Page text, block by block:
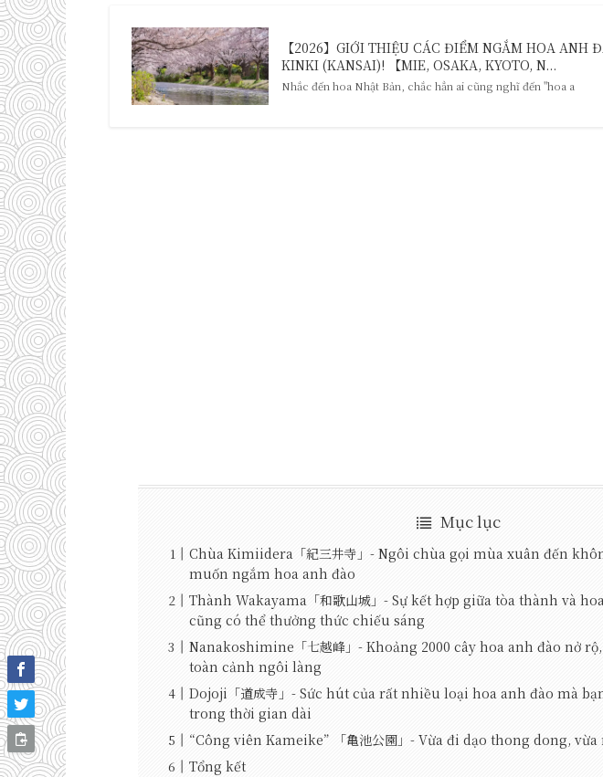
【2026】GIỚI THIỆU CÁC ĐIỂM NGẮM HOA ANH
KINKI (KANSAI)! 【MIE, OSAKA, KYOTO, N...
Nhắc đến hoa Nhật Bản, chắc hẳn ai cũng nghĩ đến "hoa a
Mục lục
Chùa Kimiidera「紀三井寺」- Ngôi chùa gọi mùa xuân đến
muốn ngắm hoa anh đào
Thành Wakayama「和歌山城」- Sự kết hợp giữa tòa thành và
cũng có thể thưởng thức chiếu sáng
Nanakoshimine「七越峰」- Khoảng 2000 cây hoa anh đào nở
toàn cảnh ngôi làng
Dojoji「道成寺」- Sức hút của rất nhiều loại hoa anh đào mà
trong thời gian dài
“Công viên Kameike” 「亀池公園」- Vừa đi dạo thong dong,
Tổng kết